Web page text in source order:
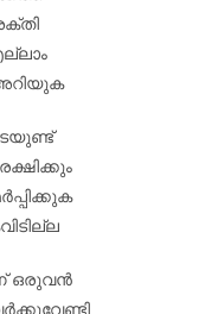
ഒരുവൻ